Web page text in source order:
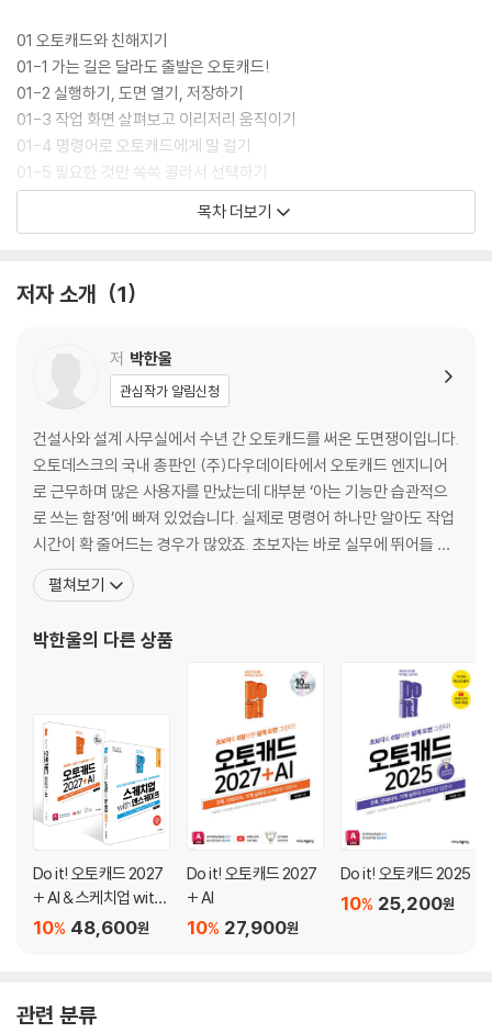
01 오토캐드와 친해지기
01-1 가는 길은 달라도 출발은 오토캐드!
01-2 실행하기, 도면 열기, 저장하기
01-3 작업 화면 살펴보고 이리저리 움직이기
01-4 명령어로 오토캐드에게 말 걸기
01-5 필요한 것만 쏙쏙 골라서 선택하기
02 처음부터 제대로 배워야 ‘삽질’을 예방한다!
02-3 진정한 고수는 도면층부터 만든다!
[연습만이 살길!] 간단한 도형 그리기
03 원룸 그리며 필수 명령어 12가지 익히기
03-1 ‘문’만 그려도 기본 명령어 OK!
[연습만이 살길!] 치수만 보고 창문 도면 그리기
03-2 ‘벽’을 그려 공간 만들기
03-3 벽에 문과 창문을 넣어 ‘원룸’ 완성하기
[연습만이 살길!] 원룸에 내 마음대로 가구 배치하기
[캐드 고수의 비밀 01] 중심선 빨리 정리하는 꿀팁! - 끊김 없이 [연장],
[자르기]
04 사무실 도면 그리며 블록, 해치 다루기
04-1 자주 쓰는 문, 창문, 가구를 [블록]으로 만들기
04-2 소형 사무실 도면에 블록 [삽입]하기
04-3 콘크리트 재질, 정확한 치수의 타일 표현하기
[연습만이 살길!] 옥상 파라펫 상세도에 해치 넣기
[캐드 고수의 비밀 02] [ADDSELECTED]로 해치 쉽게 추가하기
[캐드 고수의 비밀 03] 닫히지 않은 객체에 해치 넣기
05-1 [그립]으로 계단 폭 수정하는 세 가지 방법
05-2 [신축]으로 여러 지점을 고무줄처럼 잡아당기기
05-3 더블 클릭으로 건물 기초 [블록] 수정하기
[캐드 고수의 비밀 04] 일일이 선택하느라 시간 낭비하지 마세요 - 유사
목차 더보기
저자 소개 1
저 박한울
관심작가 알림신청
건설사와 설계 사무실에서 수년 간 오토캐드를 써온 도면쟁이입니다.
오토데스크의 국내 총판인 (주)다우데이타에서 오토캐드 엔지니어
로 근무하며 많은 사용자를 만났는데 대부분 ‘아는 기능만 습관적으
로 쓰는 함정’에 빠져 있었습니다. 실제로 명령어 하나만 알아도 작업
시간이 확 줄어드는 경우가 많았죠. 초보자는 바로 실무에 뛰어들 수
있도록, 오토캐드가 익숙한 실무자는 밤샘을 유발하는 문제점을 해
결해 드리려고 이 책을 만들었습니다. 오토캐드의 기능을 사전처럼
보세요. [저서] 《Do it! AutoCAD 오토캐
펼쳐보기
박한울의 다른 상품
Do it! 오토캐드 2027
+ AI & 스케치업 with
엔스케이프 세트(2권)
48,600원
10%
Do it! 오토캐드 2027
+ AI
27,900원
10%
Do it! 오토캐드 2025
25,200원
10%
관련 분류